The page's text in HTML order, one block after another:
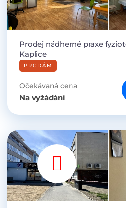
Prodej nádherné praxe
Kaplice
PRODÁM
Očekávaná cena
Na vyžádání